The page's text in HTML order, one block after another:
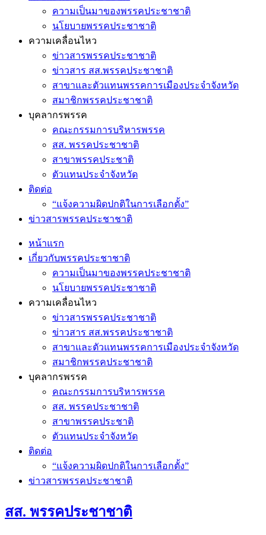
ความเป็นมาของพรรคประชาชาติ
นโยบายพรรคประชาชาติ
ความเคลื่อนไหว
ข่าวสารพรรคประชาชาติ
ข่าวสาร สส.พรรคประชาชาติ
สาขาและตัวแทนพรรคการเมืองประจำจังหวัด
สมาชิกพรรคประชาชาติ
บุคลากรพรรค
คณะกรรมการบริหารพรรค
สส. พรรคประชาชาติ
สาขาพรรคประชาติ
ตัวแทนประจำจังหวัด
ติดต่อ
“แจ้งความผิดปกติในการเลือกตั้ง”
ข่าวสารพรรคประชาชาติ
หน้าแรก
เกี่ยวกับพรรคประชาชาติ
ความเป็นมาของพรรคประชาชาติ
นโยบายพรรคประชาชาติ
ความเคลื่อนไหว
ข่าวสารพรรคประชาชาติ
ข่าวสาร สส.พรรคประชาชาติ
สาขาและตัวแทนพรรคการเมืองประจำจังหวัด
สมาชิกพรรคประชาชาติ
บุคลากรพรรค
คณะกรรมการบริหารพรรค
สส. พรรคประชาชาติ
สาขาพรรคประชาติ
ตัวแทนประจำจังหวัด
ติดต่อ
“แจ้งความผิดปกติในการเลือกตั้ง”
ข่าวสารพรรคประชาชาติ
สส. พรรคประชาชาติ